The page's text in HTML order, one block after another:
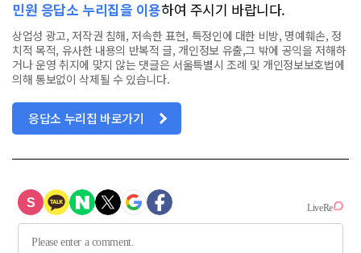
민원 응답소 누리집을 이용하여 주시기 바랍니다.
상업성 광고, 저작권 침해, 저속한 표현, 특정인에 대한 비방, 명예훼손, 정
치적 목적, 유사한 내용의 반복적 글, 개인정보 유출,그 밖에 공익을 저해하
거나 운영 취지에 맞지 않는 댓글은 서울특별시 조례 및 개인정보보호법에
의해 통보없이 삭제될 수 있습니다.
응답소 누리집 바로가기